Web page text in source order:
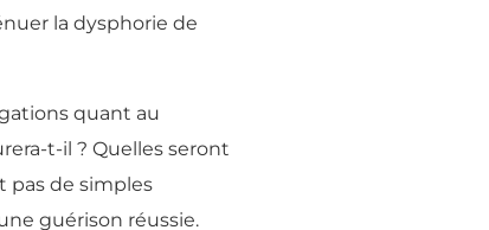
la dysphorie de
quant au
t-il ? Quelles seront
pas de simples
guérison réussie.